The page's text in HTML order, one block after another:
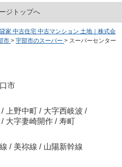
ジトップへ
家 中古住宅 中古マンション 土地｜株式会
市 > 宇部市のスーパー > スーパーセンター
市
/ 上野中町 / 大字西岐波 /
/ 大字妻崎開作 / 寿町
/ 美祢線 / 山陽新幹線